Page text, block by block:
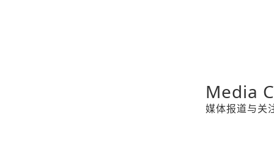
Media
媒体报道与关